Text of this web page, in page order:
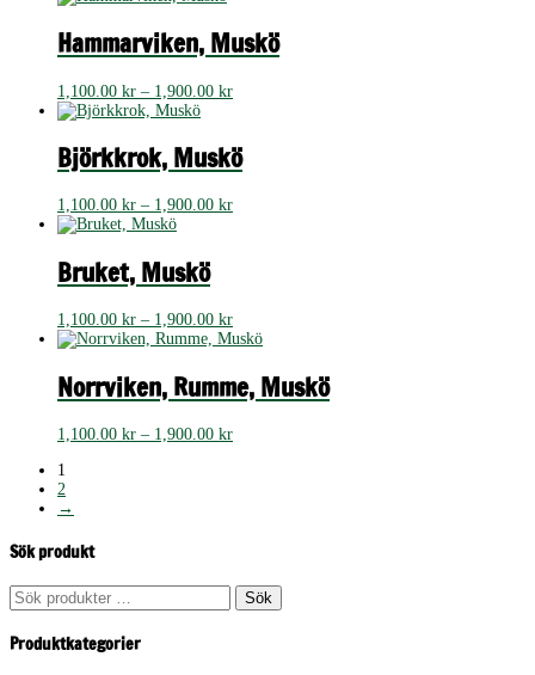
1,900.00 kr
Hammarviken, Muskö
1,100.00 kr – 1,900.00 krPrisintervall:
1,900.00 kr
Björkkrok, Muskö
1,100.00 kr – 1,900.00 krPrisintervall:
Bruket, Muskö
1,100.00 kr – 1,900.00 krPrisintervall:
1,100.00 kr
1,900.00 kr
Norrviken, Rumme, Muskö
1,100.00 kr – 1,900.00 krPrisintervall:
1
2
→
Sök produkt
Sök
efter:
Sök
Produktkategorier